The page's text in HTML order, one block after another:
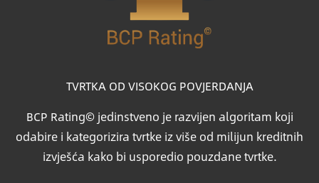
TVRTKA OD VISOKOG POVJERDANJA
BCP Rating© jedinstveno je razvijen algoritam koji
odabire i kategorizira tvrtke iz više od milijun kreditnih
izvješća kako bi usporedio pouzdane tvrtke.